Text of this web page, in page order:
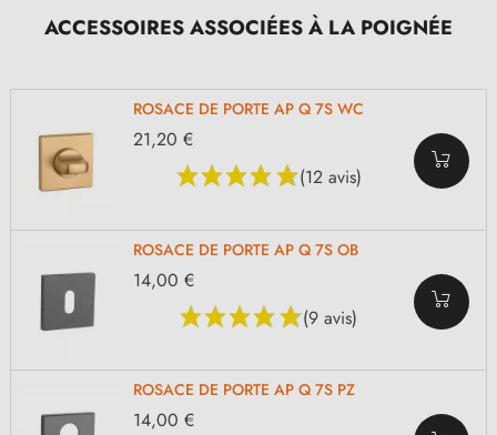
ACCESSOIRES ASSOCIÉES À LA POIGNÉE
ROSACE DE PORTE AP Q 7S WC
(12 avis)
21,20 €
ROSACE DE PORTE AP Q 7S OB
(9 avis)
14,00 €
ROSACE DE PORTE AP Q 7S PZ
14,00 €